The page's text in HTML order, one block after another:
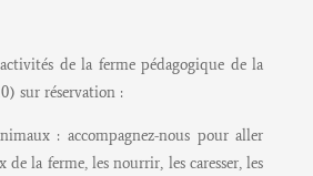
de la ferme pédagogique de la
sur réservation :
: accompagnez-nous pour aller
la ferme, les nourrir, les caresser, les